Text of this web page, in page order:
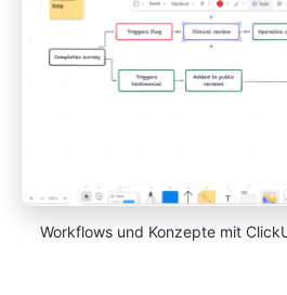
Workflows und Konzepte mit